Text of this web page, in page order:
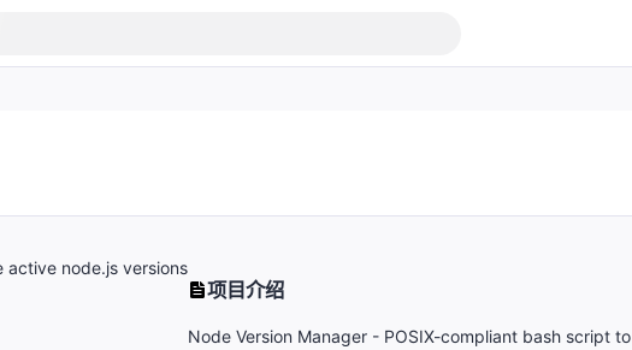
active node.js versions
项目介绍
Node Version Manager - POSIX-compliant bash script to